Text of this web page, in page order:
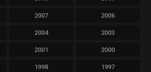
2007 2006
2004 2003
2001 2000
1998 1997